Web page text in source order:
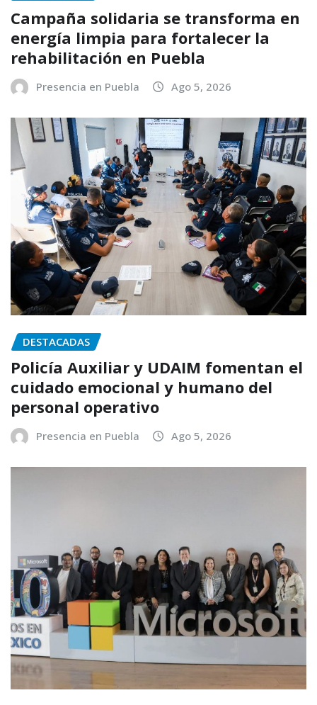
Campaña solidaria se transforma en
energía limpia para fortalecer la
rehabilitación en Puebla
Presencia en Puebla Ago 5, 2026
DESTACADAS
Policía Auxiliar y UDAIM fomentan el
cuidado emocional y humano del
personal operativo
Presencia en Puebla Ago 5, 2026